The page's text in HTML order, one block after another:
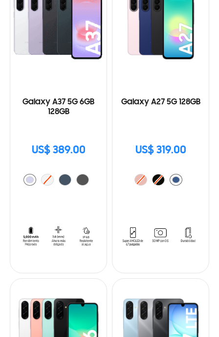
Galaxy A37 5G 6GB
128GB
US$ 389.00
Galaxy A27 5G 128GB
US$ 319.00